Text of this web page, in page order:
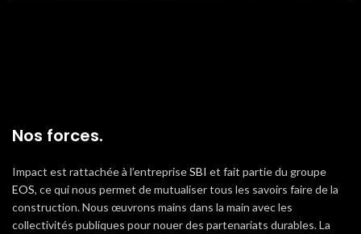
Nos forces.
Impact est rattachée à l’entrepriseSBI et fait partie du groupe
EOS, ce qui nous permet de mutualiser tous les savoirs faire de la
construction. Nous œuvrons mains dans la main avec les
collectivités publiques pour nouer des partenariats durables. La